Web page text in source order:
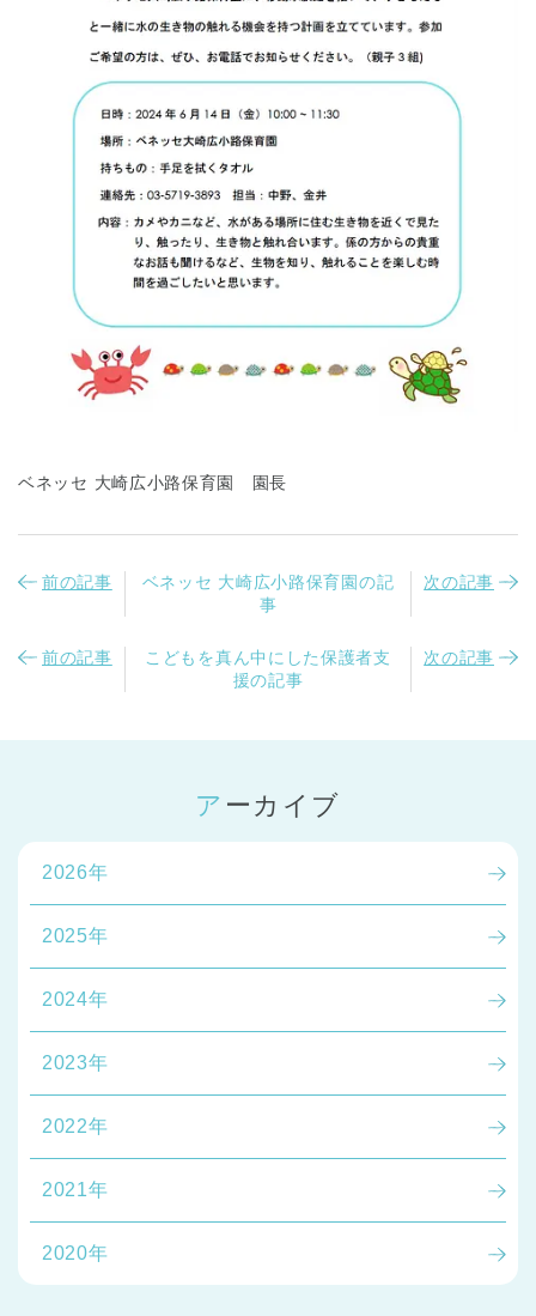
神奈川県 全域
千葉県 全域
埼玉県
兵庫県 全域
ベネッセ 大崎広小路保育園 園長
前の記事
ベネッセ 大崎広小路保育園の記
事
次の記事
前の記事
こどもを真ん中にした保護者支
援の記事
次の記事
アーカイブ
2026年
2025年
2024年
2023年
2022年
2021年
2020年